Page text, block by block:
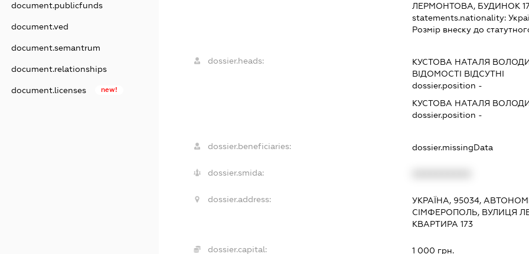
document.publicfunds
document.ved
document.semantrum
document.relationships
document.licenses new!
ЛЕРМОНТОВА, БУДИНОК
statements.nationality:
Розмір внеску до
dossier.heads: КУСТОВА НАТАЛЯ
ВІДОМОСТІ ВІДСУТНІ
dossier.position -
КУСТОВА НАТАЛЯ
dossier.position -
dossier.beneficiaries: dossier.missingData
dossier.smida:
dossier.address:
УКРАЇНА, 95034,
СІМФЕРОПОЛЬ, ВУЛИЦЯ
КВАРТИРА 173
dossier.capital: 1 000 грн.